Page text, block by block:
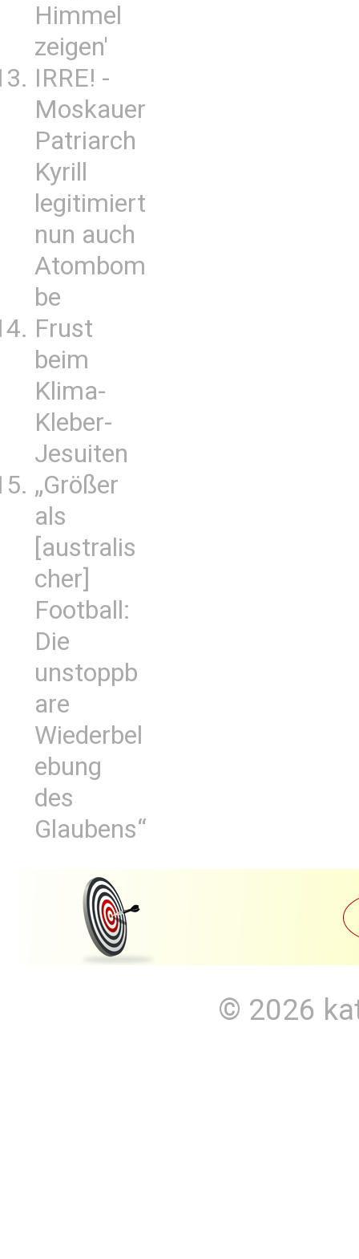
Himmel
zeigen'
IRRE! -
Moskauer
Patriarch
Kyrill
legitimiert
nun auch
Atombom
be
Frust
beim
Klima-
Kleber-
Jesuiten
„Größer
als
[australis
cher]
Football:
Die
unstoppb
are
Wiederbel
ebung
des
Glaubens“
© 2026